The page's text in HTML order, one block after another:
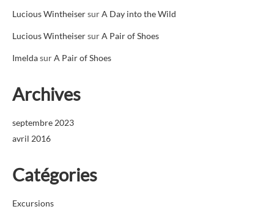
Lucious WintheisersurA Day into the Wild
Lucious WintheisersurA Pair of Shoes
ImeldasurA Pair of Shoes
Archives
septembre 2023
avril 2016
Catégories
Excursions